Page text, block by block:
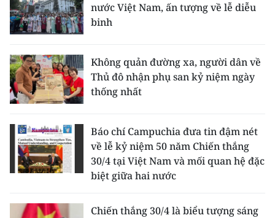
nước Việt Nam, ấn tượng về lễ diễu
binh
Không quản đường xa, người dân về
Thủ đô nhận phụ san kỷ niệm ngày
thống nhất
Báo chí Campuchia đưa tin đậm nét
về lễ kỷ niệm 50 năm Chiến thắng
30/4 tại Việt Nam và mối quan hệ đặc
biệt giữa hai nước
Chiến thắng 30/4 là biểu tượng sáng